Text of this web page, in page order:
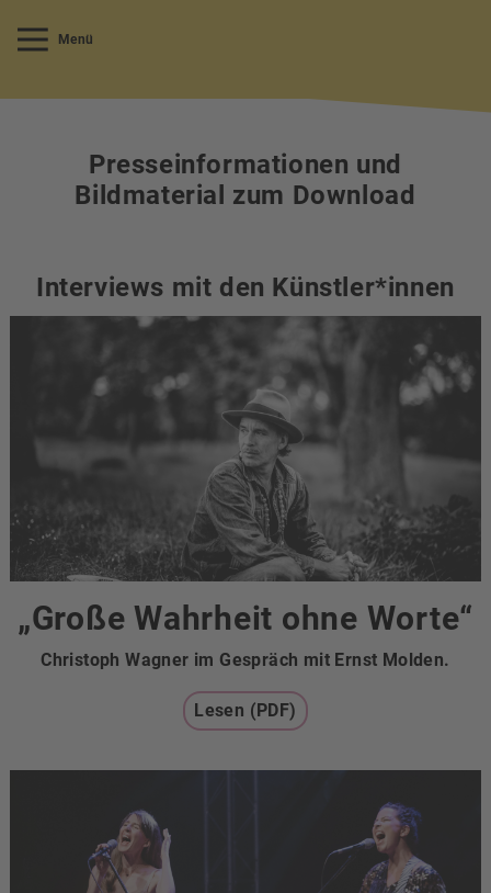
Menü
Presseinformationen und
Bildmaterial zum Download
Interviews mit den Künstler*innen
„Große Wahrheit ohne Worte“
Christoph Wagner im Gespräch mit Ernst Molden.
Lesen (PDF)